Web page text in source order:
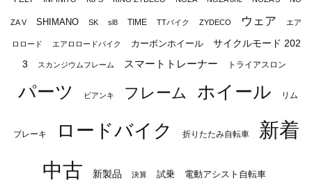
ZA V SHIMANO SK sl8 TIME TTバイク ZYDECO ウェア エア
ロロード エアロロードバイク カーボンホイール
サイクルモード 202
3
スカンジウムフレーム スマートトレーナー トライアスロン
パーツ ビアンキ フレーム ホイール リム
ブレーキ ロードバイク 折りたたみ自転車
新着
中古
新製品 決算 試乗 電動アシスト自転車